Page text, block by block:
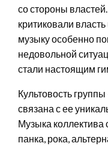
со стороны
критиковали
музыку особенно
недовольной
стали настоящим
Культовость
связана с ее
Музыка коллектива
панка, рока,